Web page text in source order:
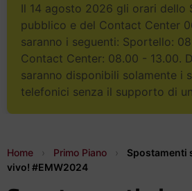
Il 14 agosto 2026 gli orari dello
pubblico e del Contact Center
saranno i seguenti: Sportello:
Contact Center: 08.00 - 13.00.
saranno disponibili solamente i
telefonici senza il supporto di
Home › Primo Piano ›
Spostamenti
vivo! #EMW2024